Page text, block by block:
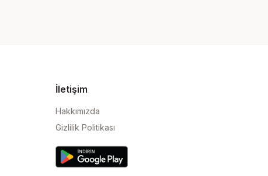
İletişim
Hakkımızda
Gizlilik Politikası